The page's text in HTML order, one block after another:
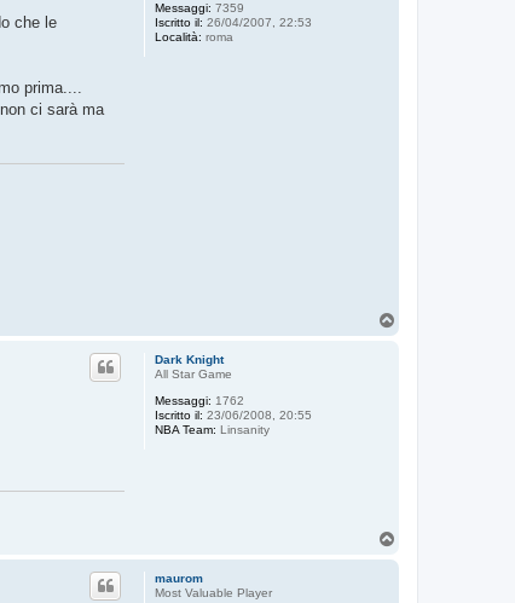
Messaggi: 7359
Iscritto il: 26/04/2007, 22:53
Località: roma
che le
prima....
ci sarà ma
Dark Knight
All Star Game
Messaggi: 1762
Iscritto il: 23/06/2008, 20:55
NBA Team: Linsanity
maurom
Most Valuable Player